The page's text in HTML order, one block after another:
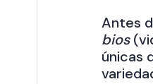
Antes
bios
únicas